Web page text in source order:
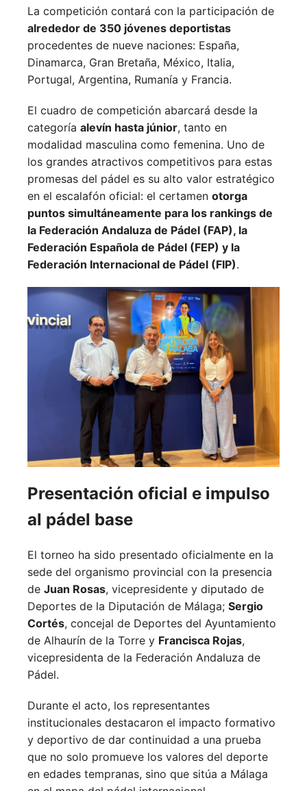
La competición contará con la participación de
alrededor de 350 jóvenes deportistas
procedentes de nueve naciones: España,
Dinamarca, Gran Bretaña, México, Italia,
Portugal, Argentina, Rumanía y Francia.
El cuadro de competición abarcará desde la
categoría alevín hasta júnior, tanto en
modalidad masculina como femenina. Uno de
los grandes atractivos competitivos para estas
promesas del pádel es su alto valor estratégico
en el escalafón oficial: el certamen otorga
puntos simultáneamente para los rankings de
la Federación Andaluza de Pádel (FAP), la
Federación Española de Pádel (FEP) y la
Federación Internacional de Pádel (FIP).
Presentación oficial e impulso
al pádel base
El torneo ha sido presentado oficialmente en la
sede del organismo provincial con la presencia
de Juan Rosas, vicepresidente y diputado de
Deportes de la Diputación de Málaga; Sergio
Cortés, concejal de Deportes del Ayuntamiento
de Alhaurín de la Torre y Francisca Rojas,
vicepresidenta de la Federación Andaluza de
Pádel.
Durante el acto, los representantes
institucionales destacaron el impacto formativo
y deportivo de dar continuidad a una prueba
que no solo promueve los valores del deporte
en edades tempranas, sino que sitúa a Málaga